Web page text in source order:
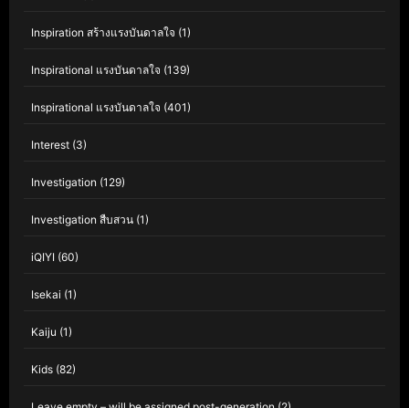
Inspiration สร้างแรงบันดาลใจ (1)
Inspirational แรงบันดาลใจ (139)
Inspirational แรงบันดาลใจ (401)
Interest (3)
Investigation (129)
Investigation สืบสวน (1)
iQIYI (60)
Isekai (1)
Kaiju (1)
Kids (82)